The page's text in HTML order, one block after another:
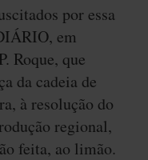
por essa
em
Roque, que
da cadeia de
à resolução do
regional,
feita, ao limão.